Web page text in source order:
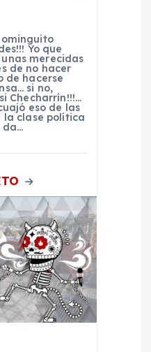
Yo que
merecidas
de no hacer
de hacerse
si no,
Checharrín!!!…
eso de las
la clase política
da…